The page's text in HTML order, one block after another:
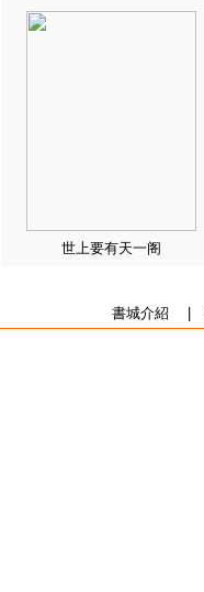
世上要有天一阁
書城介紹